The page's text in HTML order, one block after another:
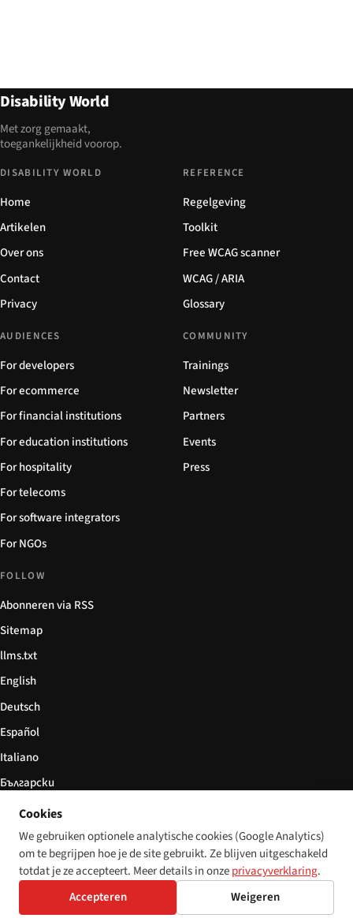
Disability World
Met zorg gemaakt,
toegankelijkheid voorop.
DISABILITY WORLD
Home
Artikelen
Over ons
Contact
Privacy
REFERENCE
Regelgeving
Toolkit
Free WCAG scanner
WCAG / ARIA
Glossary
AUDIENCES
For developers
For ecommerce
For financial institutions
For education institutions
For hospitality
For telecoms
For software integrators
For NGOs
COMMUNITY
Trainings
Newsletter
Partners
Events
Press
FOLLOW
Abonneren via RSS
Sitemap
llms.txt
English
Deutsch
Español
Italiano
Български
简体中文
© 2026 Disability World. Alle rechten voorbehouden. Cookie settings
DeutschEspañolItaliano 简体中文PolskiFrançais
Cookies
We gebruiken optionele analytische cookies (Google Analytics)
om te begrijpen hoe je de site gebruikt. Ze blijven uitgeschakeld
totdat je ze accepteert. Meer details in onzeprivacyverklaring.
Accepteren
Weigeren